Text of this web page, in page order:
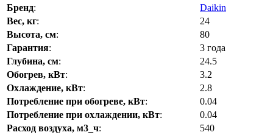
Бренд:
Daikin
Вес, кг:
24
Высота, см:
80
Гарантия:
3 года
Глубина, см:
24.5
Обогрев, кВт:
3.2
Охлаждение, кВт:
2.8
Потребление при обогреве, кВт:
0.04
Потребление при охлаждении, кВт:
0.04
Расход воздуха, м3_ч:
540